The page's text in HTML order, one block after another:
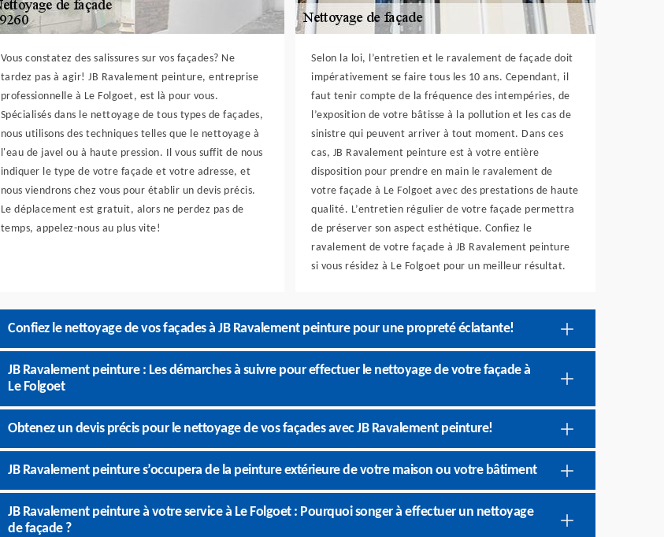
Vous constatez des salissures sur vos façades? Ne
tardez pas à agir! JB Ravalement peinture, entreprise
professionnelle à Le Folgoet, est là pour vous.
Spécialisés dans le nettoyage de tous types de façades,
nous utilisons des techniques telles que le nettoyage à
l'eau de javel ou à haute pression. Il vous suffit de nous
indiquer le type de votre façade et votre adresse, et
nous viendrons chez vous pour établir un devis précis.
Le déplacement est gratuit, alors ne perdez pas de
temps, appelez-nous au plus vite!
Selon la loi, l’entretien et le ravalement de façade doit
impérativement se faire tous les 10 ans. Cependant, il
faut tenir compte de la fréquence des intempéries, de
l’exposition de votre bâtisse à la pollution et les cas de
sinistre qui peuvent arriver à tout moment. Dans ces
cas, JB Ravalement peinture est à votre entière
disposition pour prendre en main le ravalement de
votre façade à Le Folgoet avec des prestations de haute
qualité. L’entretien régulier de votre façade permettra
de préserver son aspect esthétique. Confiez le
ravalement de votre façade à JB Ravalement peinture
si vous résidez à Le Folgoet pour un meilleur résultat.
Confiez le nettoyage de vos façades à JB Ravalement peinture pour une propreté éclatante!
JB Ravalement peinture : Les démarches à suivre pour effectuer le nettoyage de votre façade à
Le Folgoet
Obtenez un devis précis pour le nettoyage de vos façades avec JB Ravalement peinture!
JB Ravalement peinture s’occupera de la peinture extérieure de votre maison ou votre bâtiment
JB Ravalement peinture à votre service à Le Folgoet : Pourquoi songer à effectuer un nettoyage
de façade ?